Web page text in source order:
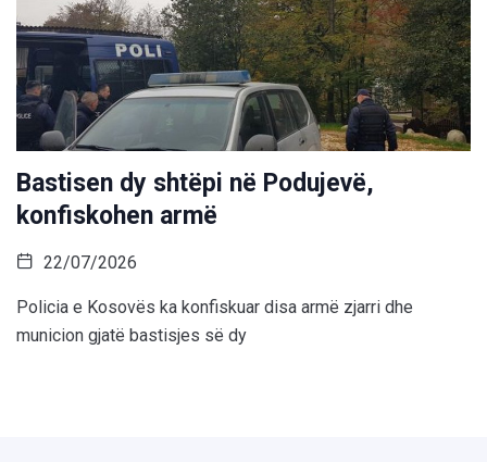
Bastisen dy shtëpi në Podujevë,
konfiskohen armë
22/07/2026
Policia e Kosovës ka konfiskuar disa armë zjarri dhe
municion gjatë bastisjes së dy